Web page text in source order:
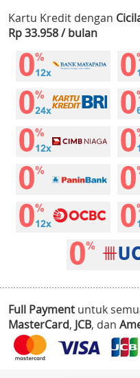
Kartu Kredit dengan
Rp 33.958 / bulan
Full Payment untuk
MasterCard, JCB, dan